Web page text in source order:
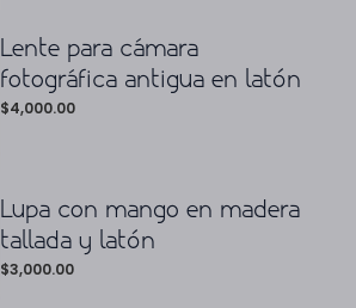
Lente para cámara
fotográfica antigua en latón
$4,000.00
Lupa con mango en madera
tallada y latón
$3,000.00